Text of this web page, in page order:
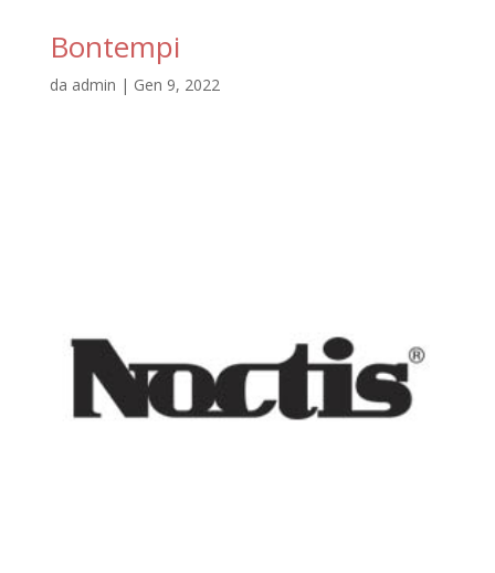
Bontempi
da admin | Gen 9, 2022